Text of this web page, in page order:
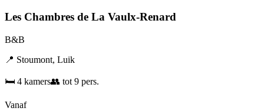
Les Chambres de La Vaulx-Renard
B&B
📍 Stoumont, Luik
🛏️ 4 kamers👥 tot 9 pers.
Vanaf